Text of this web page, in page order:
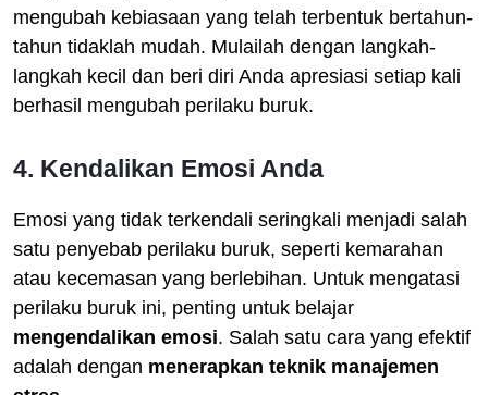
mengubah kebiasaan yang telah terbentuk bertahun-
tahun tidaklah mudah. Mulailah dengan langkah-
langkah kecil dan beri diri Anda apresiasi setiap kali
berhasil mengubah perilaku buruk.
4. Kendalikan Emosi Anda
Emosi yang tidak terkendali seringkali menjadi salah
satu penyebab perilaku buruk, seperti kemarahan
atau kecemasan yang berlebihan. Untuk mengatasi
perilaku buruk ini, penting untuk belajar
mengendalikan emosi. Salah satu cara yang efektif
adalah dengan menerapkan teknik manajemen